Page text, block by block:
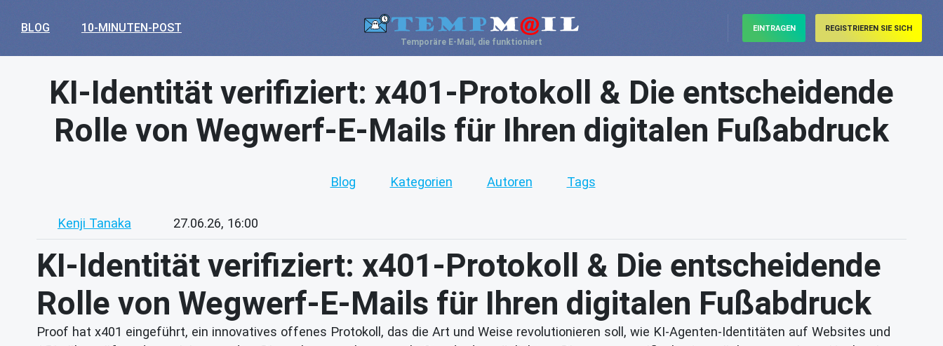
BLOG 10-MINUTEN-POST
Temporäre E-Mail, die funktioniert
EINTRAGEN REGISTRIEREN SIE SICH
KI-Identität verifiziert: x401-Protokoll & Die entscheidende
Rolle von Wegwerf-E-Mails für Ihren digitalen Fußabdruck
Blog Kategorien Autoren Tags
Kenji Tanaka 27.06.26, 16:00
KI-Identität verifiziert: x401-Protokoll & Die entscheidende
Rolle von Wegwerf-E-Mails für Ihren digitalen Fußabdruck
Proof hat x401 eingeführt, ein innovatives offenes Protokoll, das die Art und Weise revolutionieren soll, wie KI-Agenten-Identitäten auf Websites und